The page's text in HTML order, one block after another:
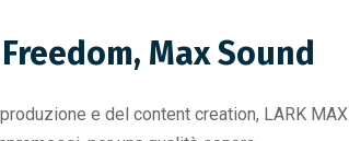
Max Sound
e del content creation, LARK MAX